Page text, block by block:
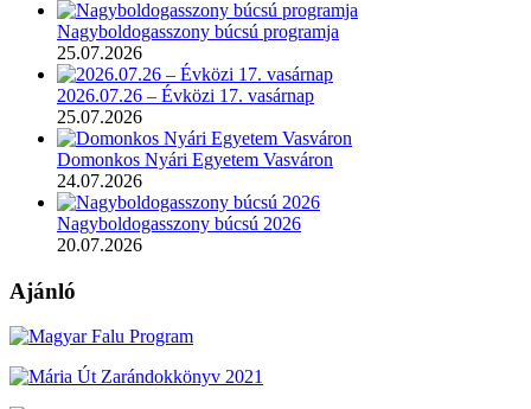
Nagyboldogasszony búcsú programja
25.07.2026
2026.07.26 – Évközi 17. vasárnap
25.07.2026
Domonkos Nyári Egyetem Vasváron
24.07.2026
Nagyboldogasszony búcsú 2026
20.07.2026
Ajánló